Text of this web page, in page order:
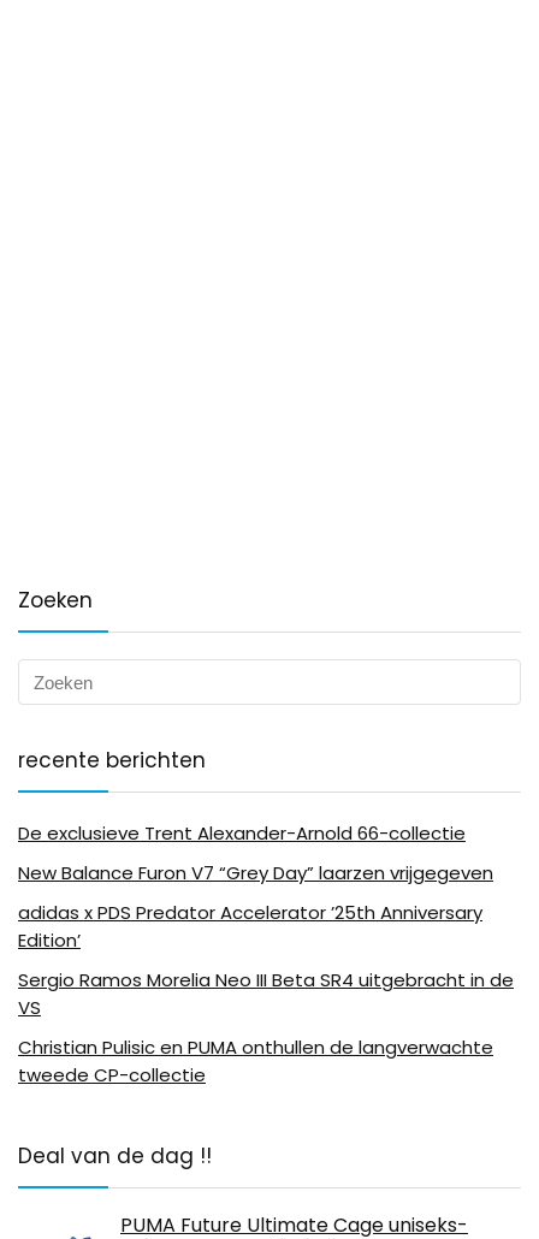
Zoeken
recente berichten
De exclusieve Trent Alexander-Arnold 66-collectie
New Balance Furon V7 “Grey Day” laarzen vrijgegeven
adidas x PDS Predator Accelerator ’25th Anniversary
Edition’
Sergio Ramos Morelia Neo III Beta SR4 uitgebracht in de
VS
Christian Pulisic en PUMA onthullen de langverwachte
tweede CP-collectie
Deal van de dag !!
PUMA Future Ultimate Cage uniseks-